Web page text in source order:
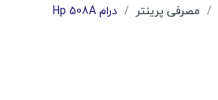
مصرفی پرینتر درام Hp 508A